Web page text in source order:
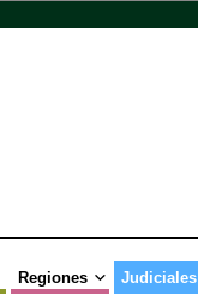
Regiones Judiciales